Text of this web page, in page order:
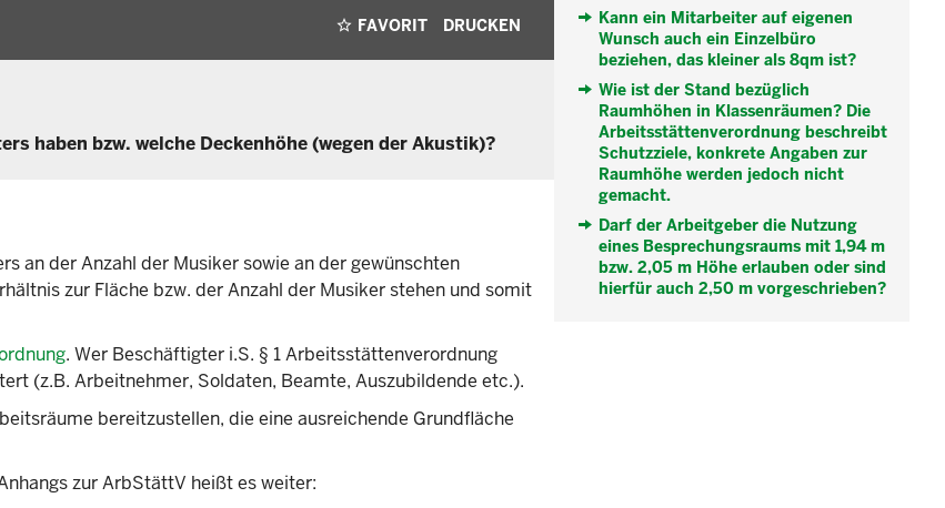
FAVORIT DRUCKEN
haben bzw. welche Deckenhöhe (wegen der Akustik)?
an der Anzahl der Musiker sowie an der gewünschten
zur Fläche bzw. der Anzahl der Musiker stehen und somit
. Wer Beschäftigter i.S. § 1 Arbeitsstättenverordnung
(z.B. Arbeitnehmer, Soldaten, Beamte, Auszubildende etc.).
bereitzustellen, die eine ausreichende Grundfläche
zur ArbStättV heißt es weiter:
Kann ein Mitarbeiter auf eigenen
Wunsch auch ein Einzelbüro
beziehen, das kleiner als 8qm ist?
Wie ist der Stand bezüglich
Raumhöhen in Klassenräumen? Die
Arbeitsstättenverordnung beschreibt
Schutzziele, konkrete Angaben zur
Raumhöhe werden jedoch nicht
gemacht.
Darf der Arbeitgeber die Nutzung
eines Besprechungsraums mit 1,94 m
bzw. 2,05 m Höhe erlauben oder sind
hierfür auch 2,50 m vorgeschrieben?